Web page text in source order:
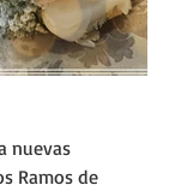
nuevas
Ramos de